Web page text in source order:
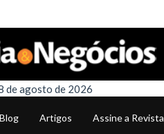
de agosto de 2026
Blog Artigos Assine a Revista